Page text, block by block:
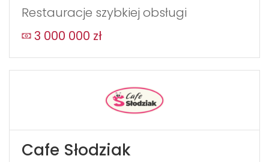
Restauracje szybkiej obsługi
3 000 000 zł
Cafe Słodziak